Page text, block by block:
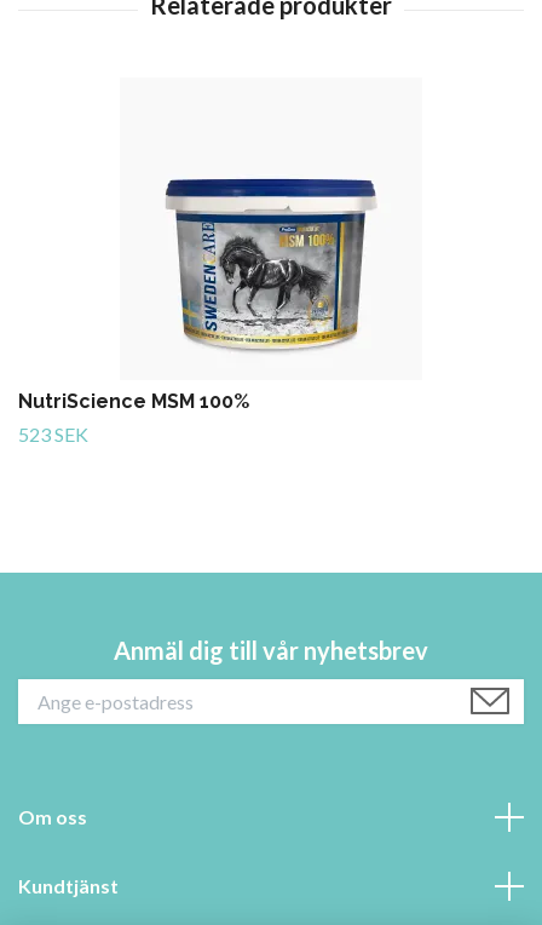
NutriScience MSM 100%
523 SEK
Anmäl dig till vår nyhetsbrev
Om oss
Kundtjänst